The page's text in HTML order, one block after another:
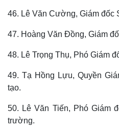
46. Lê Văn Cường, Giám đốc
47. Hoàng Văn Đồng, Giám
48. Lê Trọng Thụ, Phó Giám
49. Tạ Hồng Lựu, Quyền
tạo.
50. Lê Văn Tiến, Phó Giám
trường.